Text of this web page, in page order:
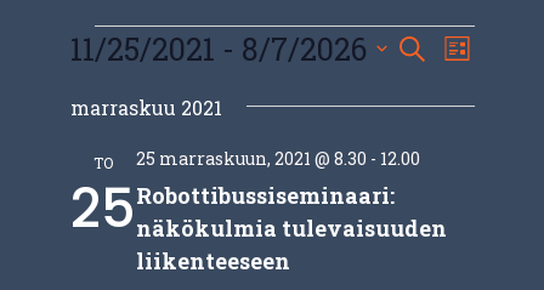
Tapahtumat
Etsi
aja
Etsi Lista
11/25/2021 - 8/7/2026
päivä.
marraskuu 2021
TO
25Robottibussiseminaari:
näkökulmia tulevaisuuden
liikenteeseen
25 marraskuun, 2021 @ 8.30 - 12.00